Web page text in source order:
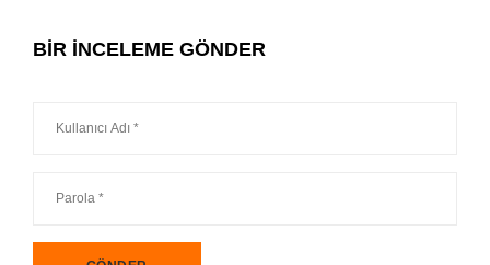
BIR INCELEME GÖNDER